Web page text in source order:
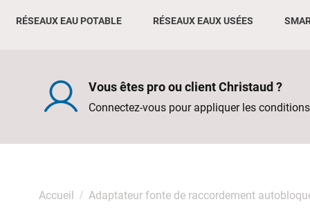
RÉSEAUX EAU POTABLE RÉSEAUX EAUX USÉES
Vous êtes pro ou client Christaud ?
Connectez-vous pour appliquer les
Accueil Adaptateur fonte de raccordement